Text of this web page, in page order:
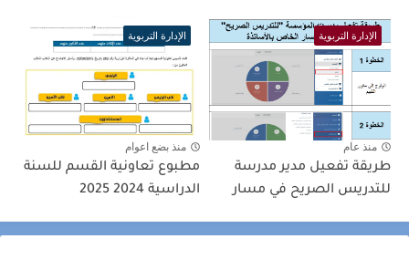
الإدارة التربوية
منذ عام
طريقة تفعيل مدير مدرسة
للتدريس الصريح في مسار
الإدارة التربوية
منذ بضع اعوام
مطبوع تعاونية القسم للسنة
الدراسية 2024 2025